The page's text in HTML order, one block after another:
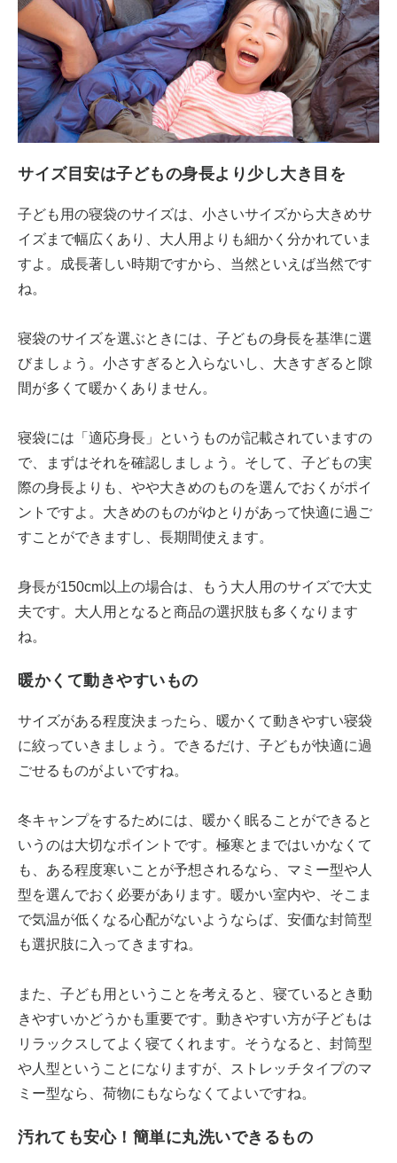
サイズ目安は子どもの身長より少し大き目を
子ども用の寝袋のサイズは、小さいサイズから大きめサ
イズまで幅広くあり、大人用よりも細かく分かれていま
すよ。成長著しい時期ですから、当然といえば当然です
ね。
寝袋のサイズを選ぶときには、子どもの身長を基準に選
びましょう。小さすぎると入らないし、大きすぎると隙
間が多くて暖かくありません。
寝袋には「適応身長」というものが記載されていますの
で、まずはそれを確認しましょう。そして、子どもの実
際の身長よりも、やや大きめのものを選んでおくがポイ
ントですよ。大きめのものがゆとりがあって快適に過ご
すことができますし、長期間使えます。
身長が150cm以上の場合は、もう大人用のサイズで大丈
夫です。大人用となると商品の選択肢も多くなります
ね。
暖かくて動きやすいもの
サイズがある程度決まったら、暖かくて動きやすい寝袋
に絞っていきましょう。できるだけ、子どもが快適に過
ごせるものがよいですね。
冬キャンプをするためには、暖かく眠ることができると
いうのは大切なポイントです。極寒とまではいかなくて
も、ある程度寒いことが予想されるなら、マミー型や人
型を選んでおく必要があります。暖かい室内や、そこま
で気温が低くなる心配がないようならば、安価な封筒型
も選択肢に入ってきますね。
また、子ども用ということを考えると、寝ているとき動
きやすいかどうかも重要です。動きやすい方が子どもは
リラックスしてよく寝てくれます。そうなると、封筒型
や人型ということになりますが、ストレッチタイプのマ
ミー型なら、荷物にもならなくてよいですね。
汚れても安心！簡単に丸洗いできるもの